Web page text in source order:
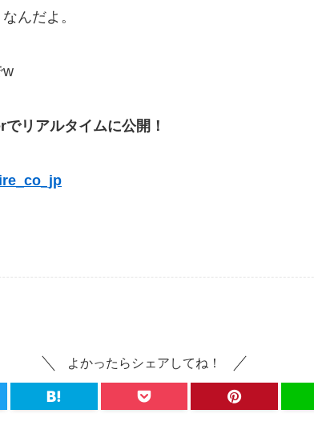
んだよ。
w
リアルタイムに公開！
よかったらシェアしてね！